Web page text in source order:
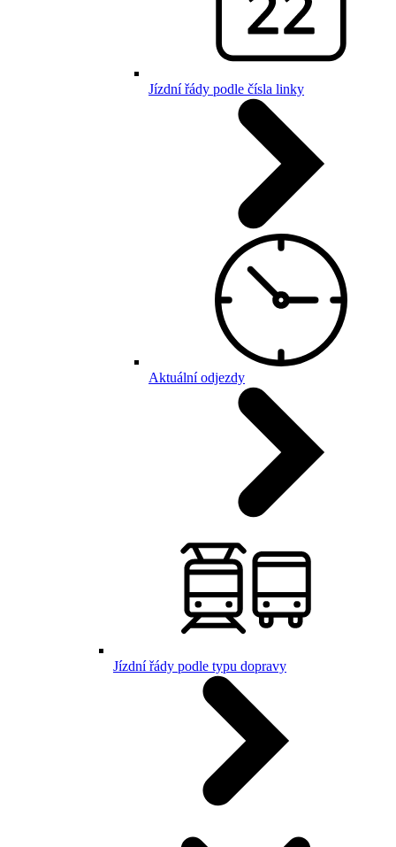
Jízdní řády podle čísla linky
Aktuální odjezdy
Jízdní řády podle typu dopravy